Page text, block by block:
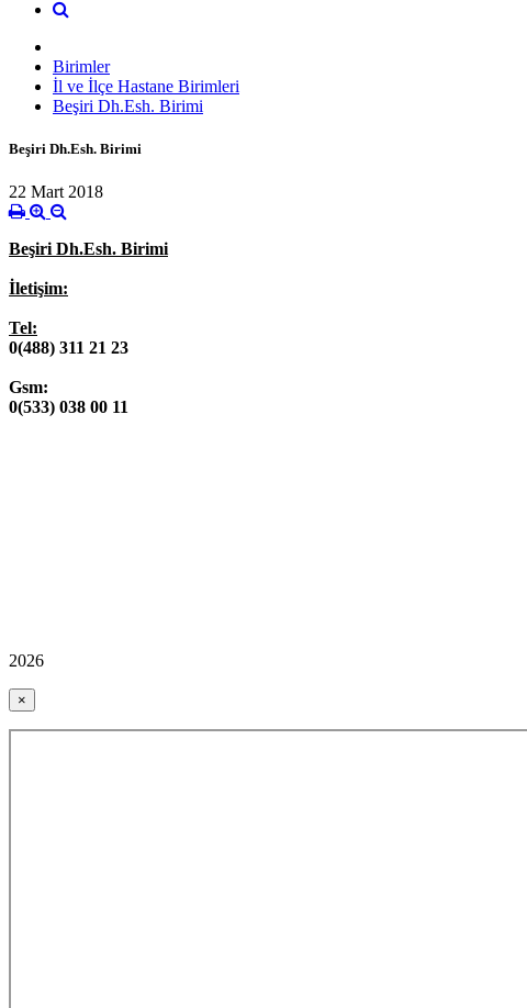
Birimler
İl ve İlçe Hastane Birimleri
Beşiri Dh.Esh. Birimi
Beşiri Dh.Esh. Birimi
22 Mart 2018
Beşiri Dh.Esh. Birimi
İletişim:
Tel:
0(488) 311 21 23
Gsm:
0(533) 038 00 11
2026
×